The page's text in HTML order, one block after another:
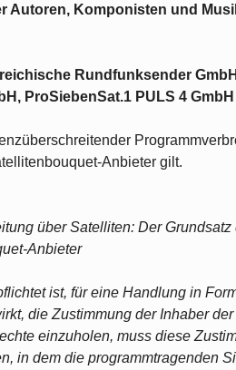
Autoren, Komponisten und
Rundfunksender
ProSiebenSat.1 PULS 4 GmbH
Anbieter gilt.
über Satelliten: Der Grundsatz
Anbieter
ist, für eine Handlung in
die Zustimmung der Inhaber
einzuholen, muss diese
in dem die programmtragenden